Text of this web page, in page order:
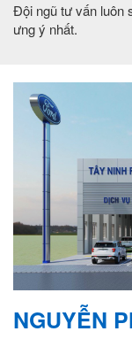
Đội ngũ tư vấn luôn
ưng ý nhất.
NGUYỄN